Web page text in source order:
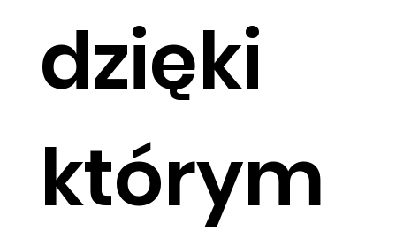
dzięki
którym